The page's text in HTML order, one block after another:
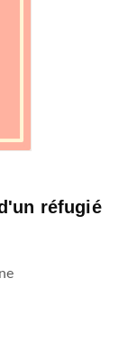
réfugié